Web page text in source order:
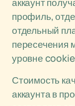
профиль,
отдельный
пересечения
уровне
Стоимость
аккаунта в